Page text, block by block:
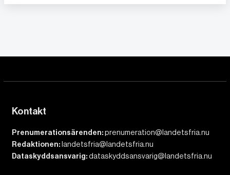
Kontakt
Prenumerationsärenden:prenumeration@landetsfria.nu
Redaktionen: landetsfria@landetsfria.nu
Dataskyddsansvarig:dataskyddsansvarig@landetsfria.nu